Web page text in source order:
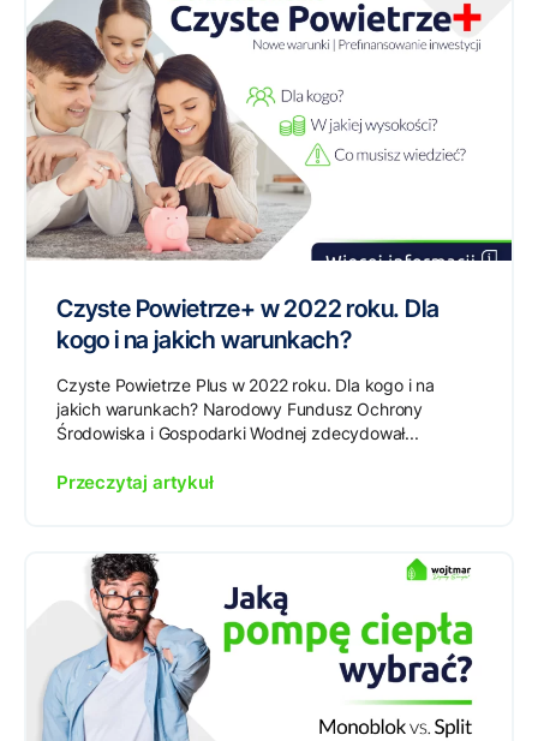
Czyste Powietrze+ w 2022 roku. Dla
kogo i na jakich warunkach?
Czyste Powietrze Plus w 2022 roku. Dla kogo i na
jakich warunkach? Narodowy Fundusz Ochrony
Środowiska i Gospodarki Wodnej zdecydował...
Przeczytaj artykuł